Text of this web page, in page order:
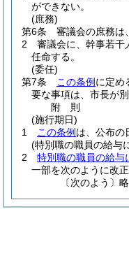
ができない。
(庶務)
第6条
審議会の庶務は
2
審議会に、幹事若干
任命する。
(委任)
第7条
この条例 に定め
要な事項は、市長が別
附 則
(施行期日)
1
この条例 は、公布の
(特別職の職員の給与
2
特別職の職員の給与
一部を次のように改正
〔次のよう〕略